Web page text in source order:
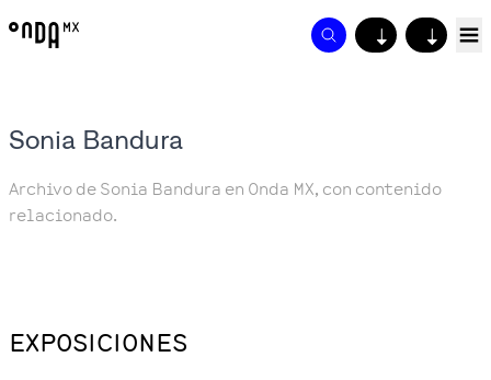
↓ ↓
Sonia Bandura
Archivo de Sonia Bandura en Onda MX, con contenido
relacionado.
EXPOSICIONES